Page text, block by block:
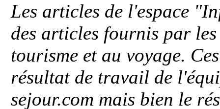
Les articles de l'espace
des articles fournis par
tourisme et au voyage.
résultat de travail de
sejour.com mais bien le